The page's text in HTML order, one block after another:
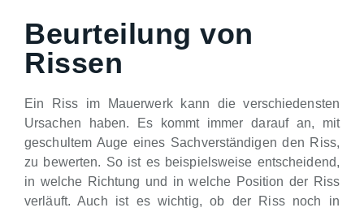
Beurteilung von
Rissen
Ein Riss im Mauerwerk kann die verschiedensten
Ursachen haben. Es kommt immer darauf an, mit
geschultem Auge eines Sachverständigen den Riss,
zu bewerten. So ist es beispielsweise entscheidend,
in welche Richtung und in welche Position der Riss
verläuft. Auch ist es wichtig, ob der Riss noch in